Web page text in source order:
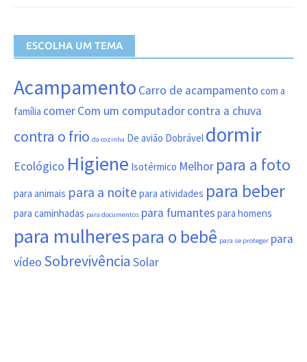
ESCOLHA UM TEMA
Acampamento Carro de acampamento com a
família comerCom um computadorcontra a chuva
contra o frio da cozinha De avião Dobrável dormir
Ecológico Higiene Isotérmico Melhor para a foto
para animais para a noite para atividades para beber
para caminhadas para documentos para fumantes para homens
para mulherespara o bebê para se proteger para
vídeo Sobrevivência Solar